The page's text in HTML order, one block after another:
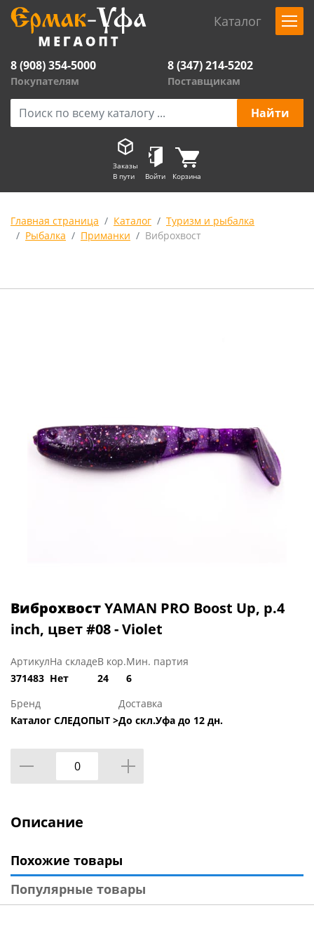
Каталог
8 (908) 354-5000
Покупателям
8 (347) 214-5202
Поставщикам
Заказы
В пути
Войти Корзина
Главная страница Каталог
Туризм и рыбалка
Рыбалка
Приманки Виброхвост
ВиброхвостYAMAN PRO Boost Up, р.4
inch, цвет #08 - Violet
Артикул
371483
На складе
Нет
В кор.
24
Мин. партия
6
Бренд
Каталог СЛЕДОПЫТ >
Доставка
До скл.Уфа до 12 дн.
Описание
Похожие товары
Популярные товары